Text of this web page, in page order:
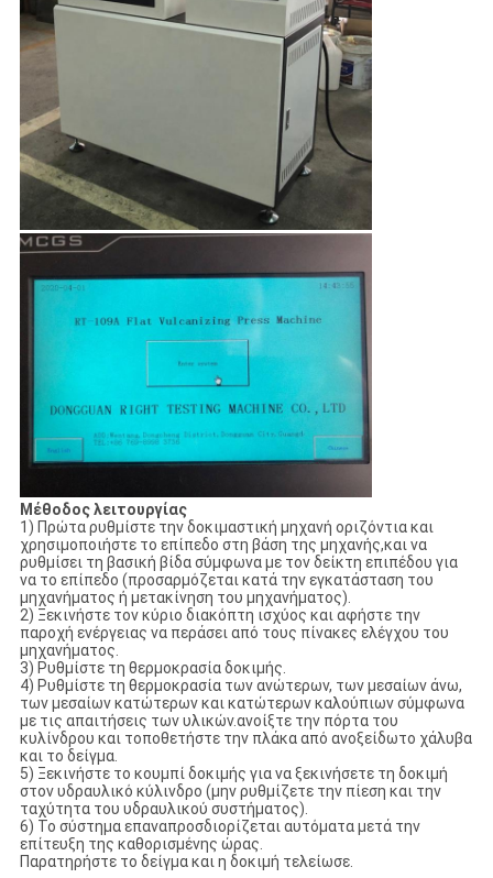
Μέθοδος λειτουργίας
1) Πρώτα ρυθμίστε την δοκιμαστική μηχανή οριζόντια και
χρησιμοποιήστε το επίπεδο στη βάση της μηχανής,και να
ρυθμίσει τη βασική βίδα σύμφωνα με τον δείκτη επιπέδου για
να το επίπεδο (προσαρμόζεται κατά την εγκατάσταση του
μηχανήματος ή μετακίνηση του μηχανήματος).
2) Ξεκινήστε τον κύριο διακόπτη ισχύος και αφήστε την
παροχή ενέργειας να περάσει από τους πίνακες ελέγχου του
μηχανήματος.
3) Ρυθμίστε τη θερμοκρασία δοκιμής.
4) Ρυθμίστε τη θερμοκρασία των ανώτερων, των μεσαίων άνω,
των μεσαίων κατώτερων και κατώτερων καλούπιων σύμφωνα
με τις απαιτήσεις των υλικών.ανοίξτε την πόρτα του
κυλίνδρου και τοποθετήστε την πλάκα από ανοξείδωτο χάλυβα
και το δείγμα.
5) Ξεκινήστε το κουμπί δοκιμής για να ξεκινήσετε τη δοκιμή
στον υδραυλικό κύλινδρο (μην ρυθμίζετε την πίεση και την
ταχύτητα του υδραυλικού συστήματος).
6) Το σύστημα επαναπροσδιορίζεται αυτόματα μετά την
επίτευξη της καθορισμένης ώρας.
Παρατηρήστε το δείγμα και η δοκιμή τελείωσε.